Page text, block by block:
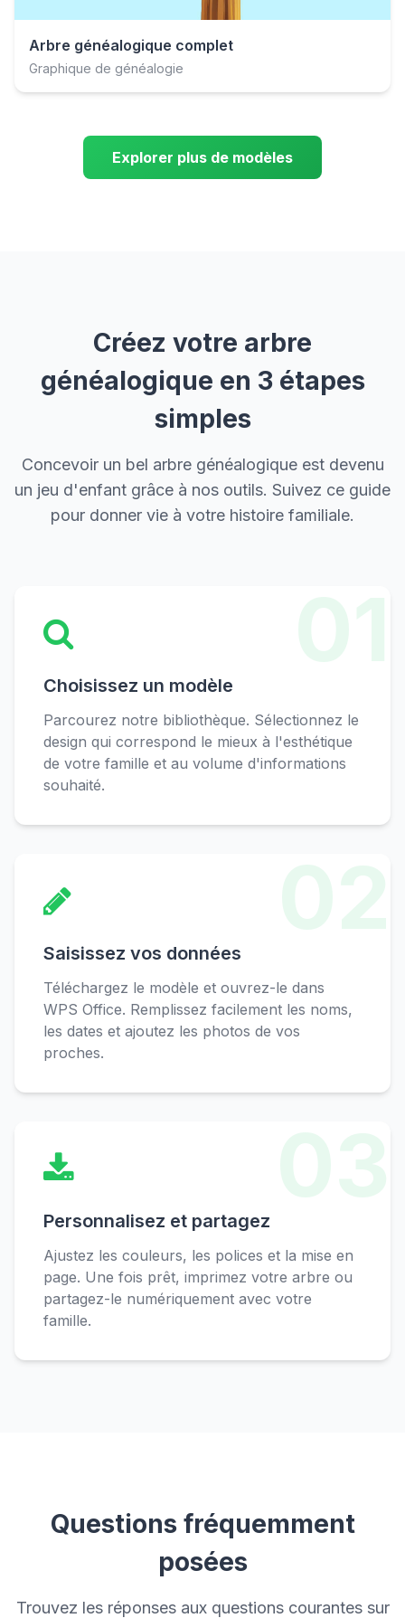
Arbre généalogique complet
Graphique de généalogie
Explorer plus de modèles
Créez votre arbre
généalogique en 3 étapes
simples
Concevoir un bel arbre généalogique est devenu
un jeu d'enfant grâce à nos outils. Suivez ce guide
pour donner vie à votre histoire familiale.
Choisissez un modèle
Parcourez notre bibliothèque. Sélectionnez le
design qui correspond le mieux à l'esthétique
de votre famille et au volume d'informations
souhaité.
Saisissez vos données
Téléchargez le modèle et ouvrez-le dans
WPS Office. Remplissez facilement les noms,
les dates et ajoutez les photos de vos
proches.
Personnalisez et partagez
Ajustez les couleurs, les polices et la mise en
page. Une fois prêt, imprimez votre arbre ou
partagez-le numériquement avec votre
famille.
Questions fréquemment
posées
Trouvez les réponses aux questions courantes sur